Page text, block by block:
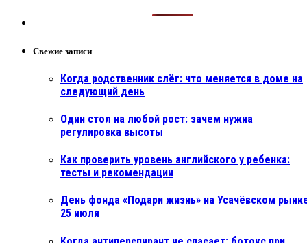
Свежие записи
Когда родственник слёг: что меняется в доме на
следующий день
Один стол на любой рост: зачем нужна
регулировка высоты
Как проверить уровень английского у ребенка:
тесты и рекомендации
День фонда «Подари жизнь» на Усачёвском
25 июля